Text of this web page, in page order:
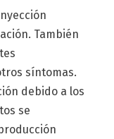
También
síntomas.
debido a los
se